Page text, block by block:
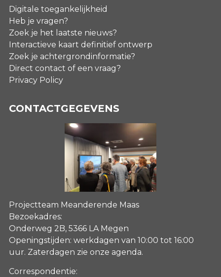
Digitale toegankelijkheid
Heb je vragen?
Zoek je het laatste nieuws?
Interactieve kaart definitief ontwerp
Zoek je achtergrondinformatie?
Direct contact of een vraag?
Privacy Policy
CONTACTGEGEVENS
Projectteam Meanderende Maas
Bezoekadres:
Onderweg 2B, 5366 LA Megen
Openingstijden: werkdagen van 10:00 tot 16:00
uur. Zaterdagen zie onze agenda.
Correspondentie: